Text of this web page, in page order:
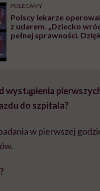
POLECAMY
Polscy lekarze
z udarem. „Dziecko
pełnej sprawności.
wystąpienia
do szpitala?
w pierwszej